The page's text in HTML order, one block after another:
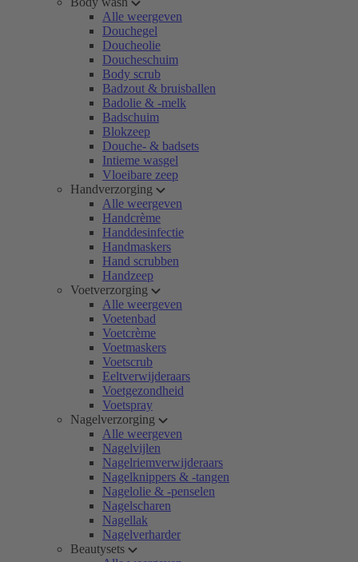
Alle weergeven
Douchegel
Doucheolie
Doucheschuim
Body scrub
Badzout & bruisballen
Badolie & -melk
Badschuim
Blokzeep
Douche- & badsets
Intieme wasgel
Vloeibare zeep
Handverzorging
Alle weergeven
Handcrème
Handdesinfectie
Handmaskers
Hand scrubben
Handzeep
Voetverzorging
Alle weergeven
Voetenbad
Voetcrème
Voetmaskers
Voetscrub
Eeltverwijderaars
Voetgezondheid
Voetspray
Nagelverzorging
Alle weergeven
Nagelvijlen
Nagelriemverwijderaars
Nagelknippers & -tangen
Nagelolie & -penselen
Nagelscharen
Nagellak
Nagelverharder
Beautysets